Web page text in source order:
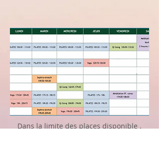
Dans la limite des places disponible .